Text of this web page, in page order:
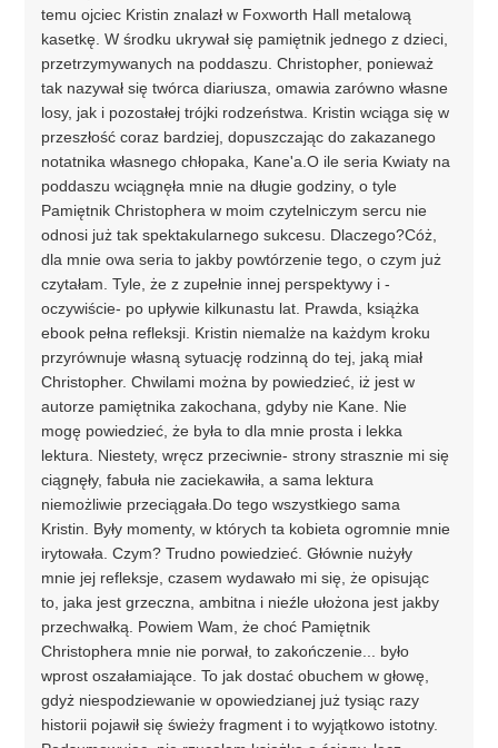
temu ojciec Kristin znalazł w Foxworth Hall metalową
kasetkę. W środku ukrywał się pamiętnik jednego z dzieci,
przetrzymywanych na poddaszu. Christopher, ponieważ
tak nazywał się twórca diariusza, omawia zarówno własne
losy, jak i pozostałej trójki rodzeństwa. Kristin wciąga się w
przeszłość coraz bardziej, dopuszczając do zakazanego
notatnika własnego chłopaka, Kane'a.O ile seria Kwiaty na
poddaszu wciągnęła mnie na długie godziny, o tyle
Pamiętnik Christophera w moim czytelniczym sercu nie
odnosi już tak spektakularnego sukcesu. Dlaczego?Cóż,
dla mnie owa seria to jakby powtórzenie tego, o czym już
czytałam. Tyle, że z zupełnie innej perspektywy i -
oczywiście- po upływie kilkunastu lat. Prawda, książka
ebook pełna refleksji. Kristin niemalże na każdym kroku
przyrównuje własną sytuację rodzinną do tej, jaką miał
Christopher. Chwilami można by powiedzieć, iż jest w
autorze pamiętnika zakochana, gdyby nie Kane. Nie
mogę powiedzieć, że była to dla mnie prosta i lekka
lektura. Niestety, wręcz przeciwnie- strony strasznie mi się
ciągnęły, fabuła nie zaciekawiła, a sama lektura
niemożliwie przeciągała.Do tego wszystkiego sama
Kristin. Były momenty, w których ta kobieta ogromnie mnie
irytowała. Czym? Trudno powiedzieć. Głównie nużyły
mnie jej refleksje, czasem wydawało mi się, że opisując
to, jaka jest grzeczna, ambitna i nieźle ułożona jest jakby
przechwałką. Powiem Wam, że choć Pamiętnik
Christophera mnie nie porwał, to zakończenie... było
wprost oszałamiające. To jak dostać obuchem w głowę,
gdyż niespodziewanie w opowiedzianej już tysiąc razy
historii pojawił się świeży fragment i to wyjątkowo istotny.